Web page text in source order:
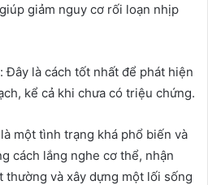
giảm nguy cơ rối loạn nhịp
Đây là cách tốt nhất để phát hiện
kể cả khi chưa có triệu chứng.
một tình trạng khá phổ biến và
cách lắng nghe cơ thể, nhận
thường và xây dựng một lối sống